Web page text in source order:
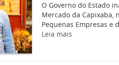
O Governo do Estado
Mercado da Capixaba,
Pequenas Empresas e
Leia mais